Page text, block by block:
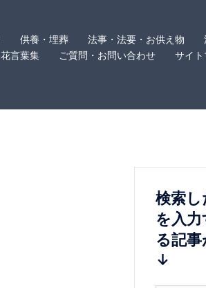
供養・埋葬 法事・法要・お供え物
花言葉集 ご質問・お問い合わせ
サイ
検索
を入
る記
↓